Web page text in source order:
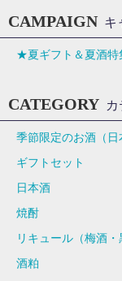
CAMPAIGN キ
★夏ギフト＆夏酒特
CATEGORY
季節限定のお酒（日
ギフトセット
日本酒
焼酎
リキュール（梅酒・
酒粕